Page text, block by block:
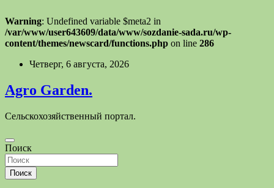
Warning: Undefined variable $meta2 in
/var/www/user643609/data/www/sozdanie-sada.ru/wp-
content/themes/newscard/functions.php on line 286
Перейти
содержимому
Четверг, 6 августа, 2026
Agro Garden.
Сельскохозяйственный портал.
Поиск
Поиск